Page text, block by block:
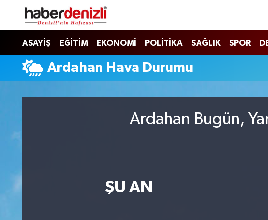
ASAYİŞ EĞİTİM EKONOMİ POLİTİKA SAĞLIK SPOR
Ardahan Hava Durumu
Ardahan Bugün,
ŞU AN
Denizli Nöbetçi Eczaneler
Denizli Hava Durumu